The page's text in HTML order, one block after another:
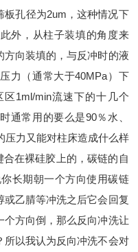
板孔径为2um ，这种情况下
外，从柱子装填的角度来
方向装填的，与反冲时的液
力（通常大于40MPa）下
区 1ml/min流速下的十几个
通常用的要么是90％水、
压力又能对柱床造成什么样
合在裸硅胶上的，碳链的自
长期朝一个方向使用碳链
乙腈等冲洗之后它会回复
个方向倒，那么反向冲洗让
所以我认为反向冲洗不会对